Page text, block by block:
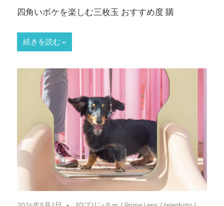
四角いボケを楽しむ三枚玉 おすすめ度 購
続きを読む